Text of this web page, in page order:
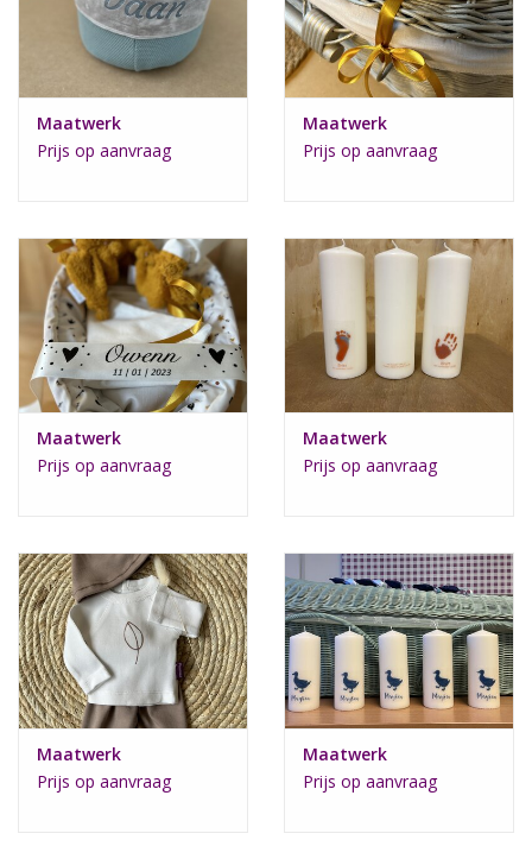
Maatwerk
Prijs op aanvraag
Maatwerk
Prijs op aanvraag
Maatwerk
Prijs op aanvraag
Maatwerk
Prijs op aanvraag
Maatwerk
Prijs op aanvraag
Maatwerk
Prijs op aanvraag